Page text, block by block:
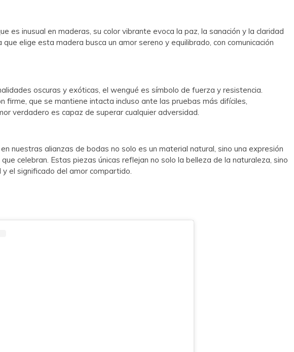
es inusual en maderas, su color vibrante evoca la paz, la sanación y la claridad
que elige esta madera busca un amor sereno y equilibrado, con comunicación
oscuras y exóticas, el wengué es símbolo de fuerza y resistencia.
firme, que se mantiene intacta incluso ante las pruebas más difíciles,
verdadero es capaz de superar cualquier adversidad.
nuestras alianzas de bodas no solo es un material natural, sino una expresión
celebran. Estas piezas únicas reflejan no solo la belleza de la naturaleza, sino
el significado del amor compartido.